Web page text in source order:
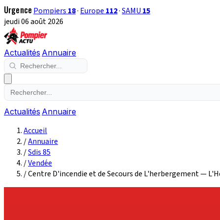
Urgence Pompiers 18· Europe 112·SAMU 15
jeudi 06 août 2026
Actualités Annuaire
Actualités Annuaire
Accueil
/Annuaire
/Sdis 85
/Vendée
/Centre D'incendie et de Secours de L'herbergement —